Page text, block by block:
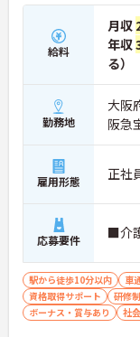
・独自の社内資格
ると1資格につき
算されます。
・ケアマネジャー
で全額補助される
負担なく目指せま
【最先端のDX導入
・スマホ記録や睡
づくケアにより、
担を大きく軽減し
度と少なく、体力
向き合えます。
【ご家族も安心で
います】
・ご家族分も含め
や、教育サービス
給料
月収
年収
る）
勤務地
大阪
阪急
雇用形態 正社
応募要件 ■介
駅から徒歩10分以内 車
資格取得サポート
研修
ボーナス・賞与あり
社